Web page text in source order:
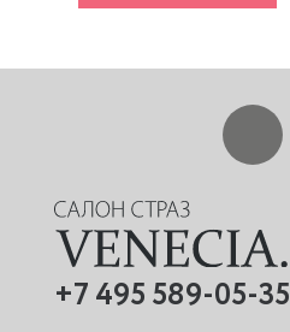
+7 495 589-05-35